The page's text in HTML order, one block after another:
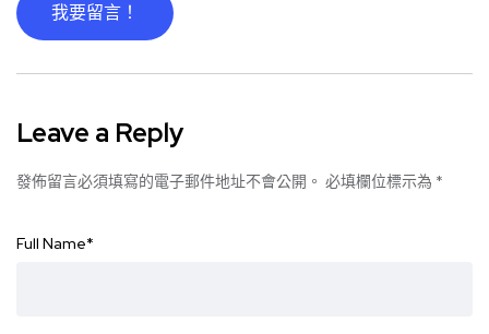
我要留言！
Leave a Reply
發佈留言必須填寫的電子郵件地址不會公開。 必填欄位標示為 *
Full Name*